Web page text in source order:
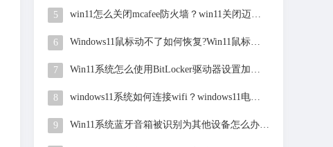
5 win11怎么关闭mcafee防火墙？win11关闭迈克菲杀毒软件操
6 Windows11鼠标动不了如何恢复?Win11鼠标无法移动解决
7 Win11系统怎么使用BitLocker驱动器设置加密？
8 windows11系统如何连接wifi？windows11电脑连接wifi方法
9 Win11系统蓝牙音箱被识别为其他设备怎么办?Win11电脑